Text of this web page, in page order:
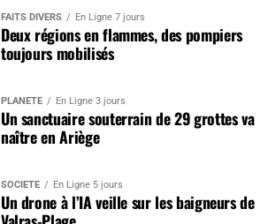
FAITS DIVERS En Ligne 7 jours
Deux régions en flammes, des pompiers
toujours mobilisés
PLANÈTE En Ligne 3 jours
Un sanctuaire souterrain de 29 grottes va
naître en Ariège
SOCIÉTÉ En Ligne 5 jours
Un drone à l’IA veille sur les baigneurs de